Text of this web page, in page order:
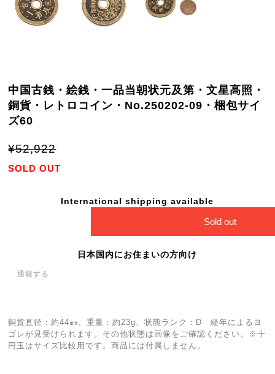
中国古銭・絵銭・一品当朝状元及第・文星高照・
銅貨・レトロコイン・No.250202-09・梱包サイ
ズ60
¥52,922
SOLD OUT
International shipping available
Sold out
日本国内にお住まいの方向け
通報する
銅貨直径：約44㎜、重量：約23g、状態ランク：D 経年によるヨ
ゴレが見受けられます。その他状態は画像をご確認ください。※十
円玉はサイズ比較用です。商品には付属しません。